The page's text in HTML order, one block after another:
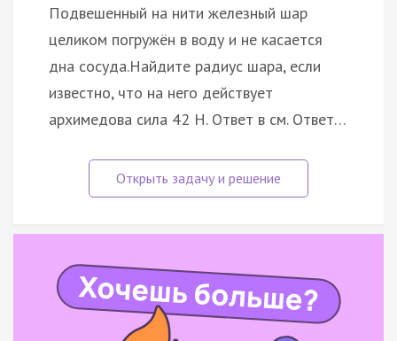
Подвешенный на нити железный шар
целиком погружён в воду и не касается
дна сосуда.Найдите радиус шара, если
известно, что на него действует
архимедова сила 42 Н. Ответ в см. Ответ…